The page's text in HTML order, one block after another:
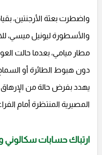
واضطرت بعثة الأرجنتين،
والأسطورة ليونيل ميسي،
مطار ميامي، بعدما حالت
دون هبوط الطائرة أو
يهدد بفرض حالة من الإرهاق
المصيرية المنتظرة أمام
ارتباك حسابات سكالوني